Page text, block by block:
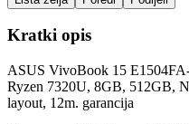
Kratki opis
ASUS VivoBook 15
Ryzen 7320U, 8GB, 512GB,
layout, 12m. garancija